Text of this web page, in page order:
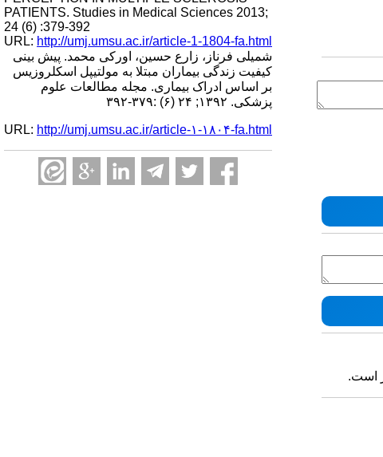
PATIENTS. Studies in Medical Sciences 2013;
24 (6) :379-392
URL: http://umj.umsu.ac.ir/article-1-1804-fa.html
شمیلی فرناز، زارع حسین، اورکی محمد. پیش بینی
کیفیت زندگی بیماران مبتلا به مولتیپل اسکلروزیس
بر اساس ادراک بیماری. مجله مطالعات علوم
پزشکی. ۱۳۹۲; ۲۴ (۶) :۳۷۹-۳۹۲
URL: http://umj.umsu.ac.ir/article-۱-۱۸۰۴-fa.html
است.